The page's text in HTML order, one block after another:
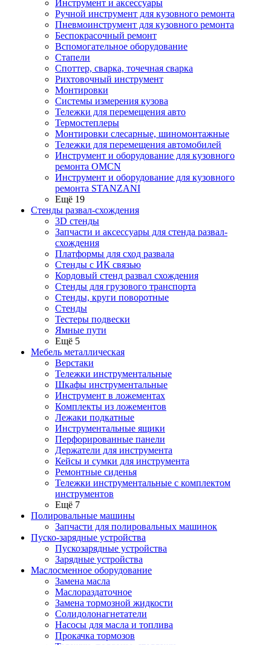
Инструмент и аксессуары
Ручной инструмент для кузовного ремонта
Пневмоинструмент для кузовного ремонта
Беспокрасочный ремонт
Вспомогательное оборудование
Стапели
Споттер, сварка, точечная сварка
Рихтовочный инструмент
Монтировки
Системы измерения кузова
Тележки для перемещения авто
Термостеплеры
Монтировки слесарные, шиномонтажные
Тележки для перемещения автомобилей
Инструмент и оборудование для кузовного
ремонта OMCN
Инструмент и оборудование для кузовного
ремонта STANZANI
Ещё 19
Стенды развал-схождения
3D стенды
Запчасти и аксессуары для стенда развал-
схождения
Платформы для сход развала
Стенды с ИК связью
Кордовый стенд развал схождения
Стенды для грузового транспорта
Стенды, круги поворотные
Стенды
Тестеры подвески
Ямные пути
Ещё 5
Мебель металлическая
Верстаки
Тележки инструментальные
Шкафы инструментальные
Инструмент в ложементах
Комплекты из ложементов
Лежаки подкатные
Инструментальные ящики
Перфорированные панели
Держатели для инструмента
Кейсы и сумки для инструмента
Ремонтные сиденья
Тележки инструментальные с комплектом
инструментов
Ещё 7
Полировальные машины
Запчасти для полировальных машинок
Пуско-зарядные устройства
Пускозарядные устройства
Зарядные устройства
Маслосменное оборудование
Замена масла
Маслораздаточное
Замена тормозной жидкости
Солидолонагнетатели
Насосы для масла и топлива
Прокачка тормозов